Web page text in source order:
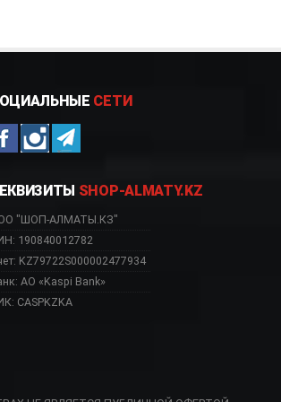
СЕТИ
SHOP-ALMATY.KZ
"ШОП-АЛМАТЫ.КЗ"
190840012782
KZ79722S000002477934
АО «Kaspi Bank»
CASPKZKA